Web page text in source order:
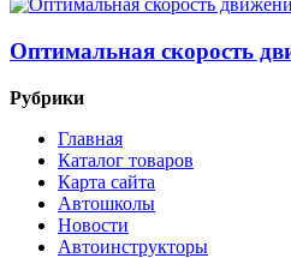
Оптимальная скорость
Рубрики
Главная
Каталог товаров
Карта сайта
Автошколы
Новости
Автоинструкторы